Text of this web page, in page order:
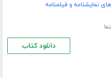
نمایشنامه و فیلمنامه
دانلود کتاب